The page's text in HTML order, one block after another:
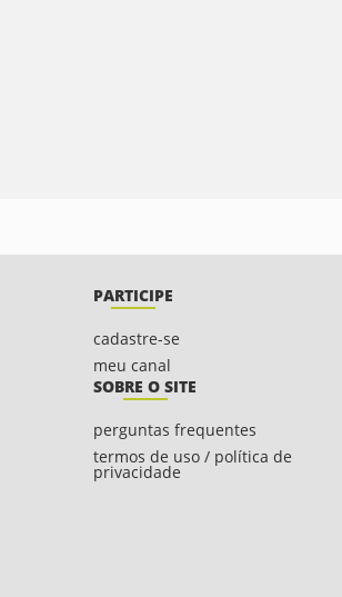
PARTICIPE
cadastre-se
meu canal
SOBRE O SITE
perguntas frequentes
termos de uso / política de
privacidade